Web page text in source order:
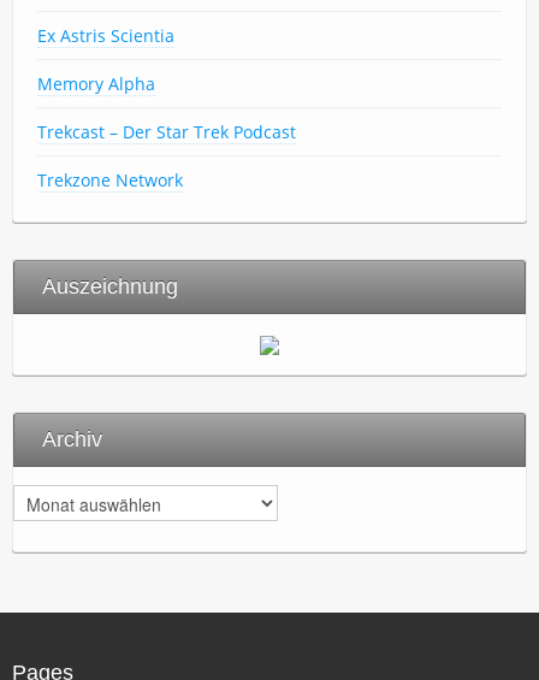
Ex Astris Scientia
Memory Alpha
Trekcast – Der Star Trek Podcast
Trekzone Network
Auszeichnung
Archiv
r
v
Pages